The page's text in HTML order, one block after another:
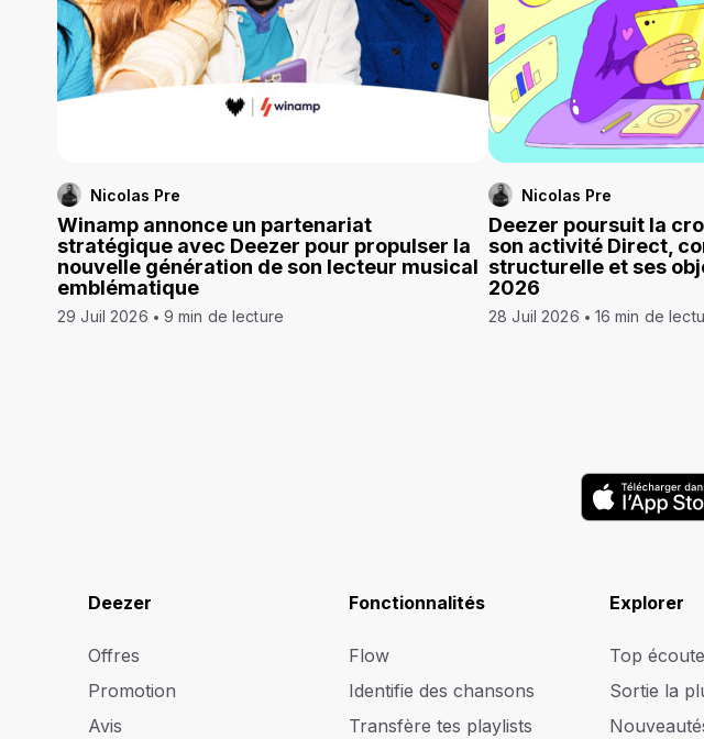
Nicolas Pre
Winamp annonce un partenariat
stratégique avec Deezer pour propulser la
nouvelle génération de son lecteur musical
emblématique
29 Juil 2026 9 min de lecture
Nicolas Pre
Deezer poursuit la
son activité Direct,
structurelle et ses
2026
28 Juil 2026 16 min de
Deezer
Offres
Promotion
Avis
Fonctionnalités
Flow
Identifie des chansons
Transfère tes playlists
Explorer
Top
Sortie la